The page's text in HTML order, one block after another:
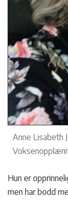
Anne Lisabeth
Hun er
men har bodd